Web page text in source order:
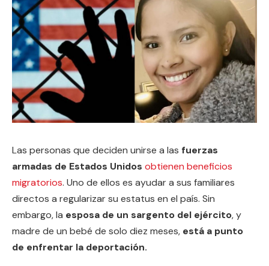
Las personas que deciden unirse a las fuerzas
armadas de Estados Unidos obtienen beneficios
migratorios. Uno de ellos es ayudar a sus familiares
directos a regularizar su estatus en el país. Sin
embargo, la esposa de un sargento del ejército, y
madre de un bebé de solo diez meses, está a punto
de enfrentar la deportación.